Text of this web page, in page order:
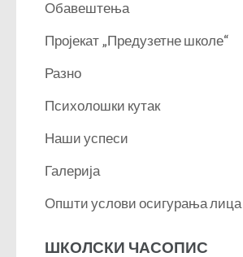
Обавештења
Пројекат „Предузетне школе“
Разно
Психолошки кутак
Наши успеси
Галерија
Општи услови осигурања лица
ШКОЛСКИ ЧАСОПИС